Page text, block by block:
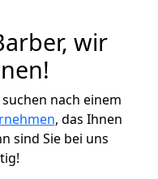
wir
nach einem
, das Ihnen
sind Sie bei uns